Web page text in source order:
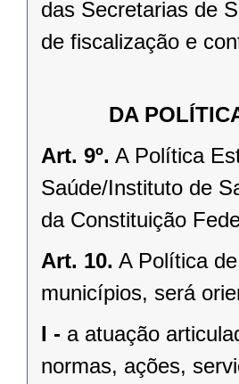
das Secretarias de
de fiscalização e
DA
Art. 9º. A Política
Saúde/Instituto de
da Constituição
Art. 10. A Política
municípios, será
I - a atuação
normas, ações,